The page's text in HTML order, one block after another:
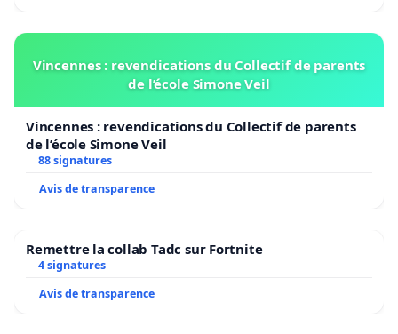
Vincennes : revendications du Collectif de parents
de l’école Simone Veil
Vincennes : revendications du Collectif de parents
de l’école Simone Veil
88 signatures
Avis de transparence
Remettre la collab Tadc sur Fortnite
4 signatures
Avis de transparence